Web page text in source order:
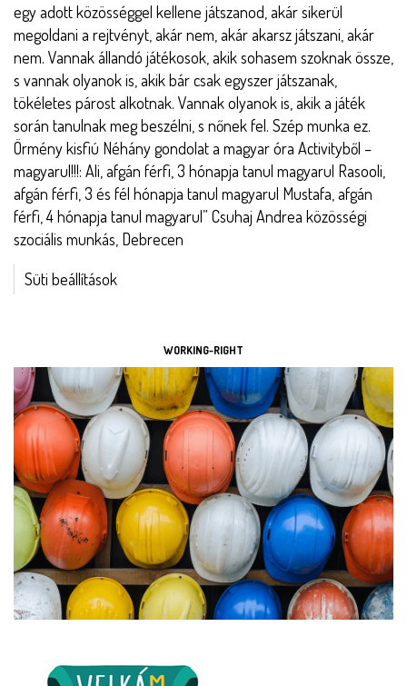
egy adott közösséggel kellene játszanod, akár sikerül
megoldani a rejtvényt, akár nem, akár akarsz játszani, akár
nem. Vannak állandó játékosok, akik sohasem szoknak össze,
s vannak olyanok is, akik bár csak egyszer játszanak,
tökéletes párost alkotnak. Vannak olyanok is, akik a játék
során tanulnak meg beszélni, s nőnek fel. Szép munka ez.
Örmény kisfiú Néhány gondolat a magyar óra Activityből –
magyarul!!!: Ali, afgán férfi, 3 hónapja tanul magyarul Rasooli,
afgán férfi, 3 és fél hónapja tanul magyarul Mustafa, afgán
férfi, 4 hónapja tanul magyarul” Csuhaj Andrea közösségi
szociális munkás, Debrecen
ESZKÖZÖK
Süti beállítások
WORKING-RIGHT